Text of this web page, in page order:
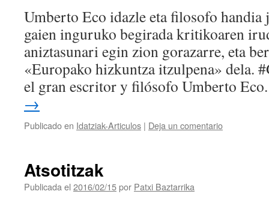
Umberto Eco idazle eta filosofo
gaien inguruko begirada kritikoaren
aniztasunari egin zion gorazarre, eta
«Europako hizkuntza itzulpena» dela.
el gran escritor y filósofo Umberto
→
Publicado en Idatziak-Articulos | Deja un comentario
Atsotitzak
Publicada el 2016/02/15por Patxi Baztarrika